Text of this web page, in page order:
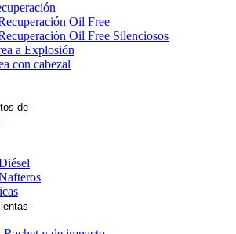
Oil Free
Oil Free Silenciosos
a Explosión
con cabezal